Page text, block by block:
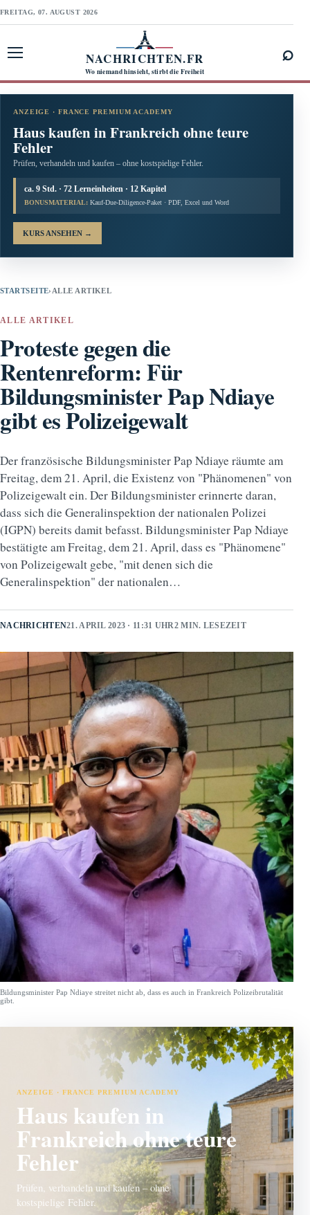
FREITAG, 07. AUGUST 2026
NACHRICHTEN.FR
Wo niemand hinsieht, stirbt die Freiheit
⌕
ANZEIGE · FRANCE PREMIUM ACADEMY
Haus kaufen in Frankreich ohne teure
Fehler
Prüfen, verhandeln und kaufen – ohne kostspielige Fehler.
ca. 9 Std. · 72 Lerneinheiten · 12 Kapitel
BONUSMATERIAL: Kauf-Due-Diligence-Paket · PDF, Excel und Word
KURS ANSEHEN →
STARTSEITE› ALLE ARTIKEL
ALLE ARTIKEL
Proteste gegen die
Rentenreform: Für
Bildungsminister Pap Ndiaye
gibt es Polizeigewalt
Der französische Bildungsminister Pap Ndiaye räumte am
Freitag, dem 21. April, die Existenz von "Phänomenen" von
Polizeigewalt ein. Der Bildungsminister erinnerte daran,
dass sich die Generalinspektion der nationalen Polizei
(IGPN) bereits damit befasst. Bildungsminister Pap Ndiaye
bestätigte am Freitag, dem 21. April, dass es "Phänomene"
von Polizeigewalt gebe, "mit denen sich die
Generalinspektion" der nationalen…
NACHRICHTEN21. APRIL 2023 · 11:31 UHR2 MIN. LESEZEIT
Bildungsminister Pap Ndiaye streitet nicht ab, dass es auch in Frankreich Polizeibrutalität
gibt.
ANZEIGE · FRANCE PREMIUM ACADEMY
Haus kaufen in
Frankreich ohne teure
Fehler
Prüfen, verhandeln und kaufen – ohne
kostspielige Fehler.